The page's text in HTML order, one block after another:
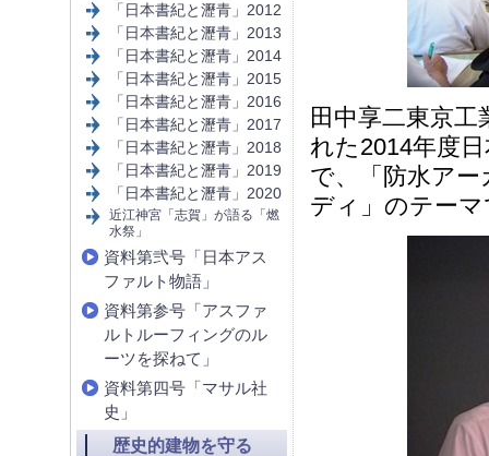
田中享二東京
れた2014年度
で、「防水ア
ディ」のテー
「日本書紀と瀝青」2012
「日本書紀と瀝青」2013
「日本書紀と瀝青」2014
「日本書紀と瀝青」2015
「日本書紀と瀝青」2016
「日本書紀と瀝青」2017
「日本書紀と瀝青」2018
「日本書紀と瀝青」2019
「日本書紀と瀝青」2020
近江神宮「志賀」が語る「燃
水祭」
資料第弐号「日本アス
ファルト物語」
資料第参号「アスファ
ルトルーフィングのル
ーツを探ねて」
資料第四号「マサル社
史」
歴史的建物を守る